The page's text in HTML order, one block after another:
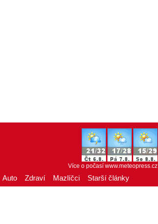
Více o počasí www.meteopress.cz
Auto Zdraví Mazlíčci Starší články